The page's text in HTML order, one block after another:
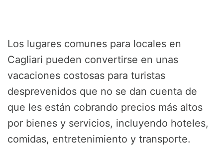
Los lugares comunes para locales en
Cagliari pueden convertirse en unas
vacaciones costosas para turistas
desprevenidos que no se dan cuenta de
que les están cobrando precios más altos
por bienes y servicios, incluyendo hoteles,
comidas, entretenimiento y transporte.